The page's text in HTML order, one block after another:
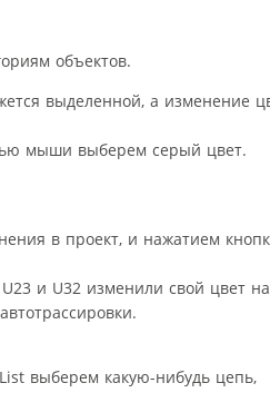
объектов.
выделенной, а изменение
мыши выберем серый цвет.
в проект, и нажатием
и U32 изменили свой цвет
выберем какую-нибудь цепь,